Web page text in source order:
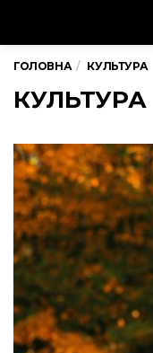
ГОЛОВНА КУЛЬТУРА
КУЛЬТУРА